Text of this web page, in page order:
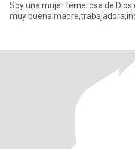
Soy una mujer temerosa de Dios cariñosa,atenta, me consideró
muy buena